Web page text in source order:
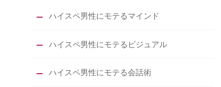
ハイスペ男性にモテるマインド
ハイスペ男性にモテるビジュアル
ハイスペ男性にモテる会話術